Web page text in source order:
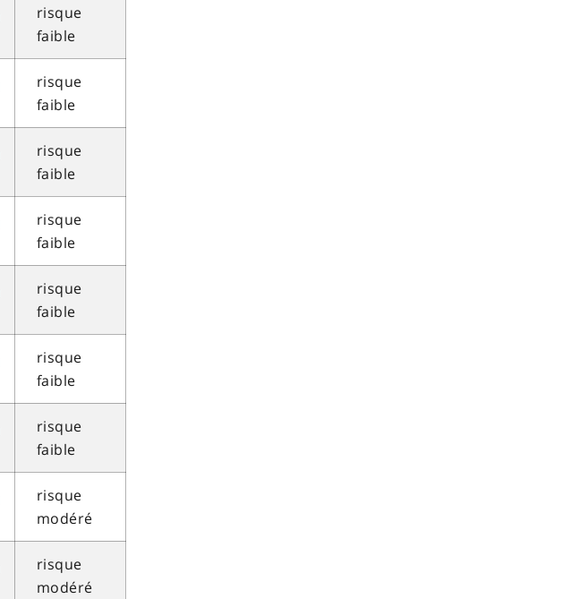
risque
faible
risque
faible
risque
faible
risque
faible
risque
faible
risque
faible
risque
faible
risque
modéré
risque
modéré